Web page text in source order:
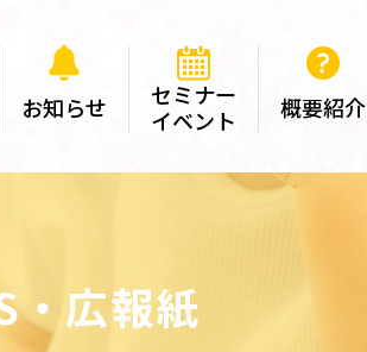
お知らせ
セミナー
イベント
概要紹介
・広報紙